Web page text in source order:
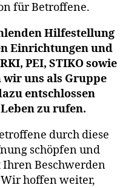
für Betroffene.
Hilfestellung
Einrichtungen und
PEI, STIKO sowie
uns als Gruppe
entschlossen
zu rufen.
durch diese
schöpfen und
Ihren Beschwerden
hoffen weiter,